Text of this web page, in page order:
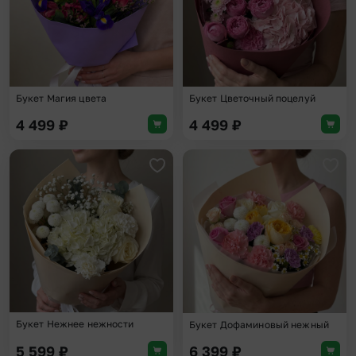
Букет Магия цвета
4 499 ₽
Букет Цветочный поцелуй
4 499 ₽
Добавить в избранное
Букет Нежнее нежности
5 599 ₽
Букет Дофаминовый нежный
6 399 ₽